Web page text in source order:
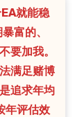
就能稳
富的、
要加我。
满足赌博
追求年均
年评估效